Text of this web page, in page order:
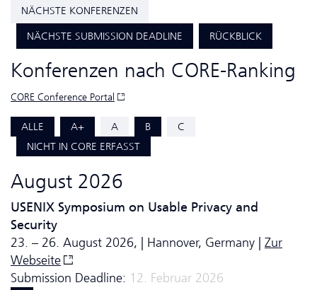
NÄCHSTE KONFERENZEN
NÄCHSTE SUBMISSION DEADLINE
RÜCKBLICK
Konferenzen nach CORE-Ranking
CORE Conference Portal
ALLE A+ A B
C
NICHT IN CORE ERFASST
August 2026
USENIX Symposium on Usable Privacy and
Security
23. – 26. August 2026, | Hannover, Germany | Zur
Webseite
Submission Deadline: 12. Februar 2026